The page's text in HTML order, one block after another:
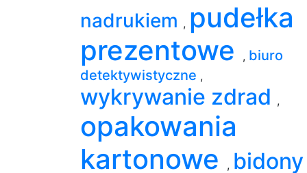
nadrukiem , pudełka
prezentowe
, biuro
detektywistyczne ,
wykrywanie zdrad ,
opakowania
kartonowe
, bidony